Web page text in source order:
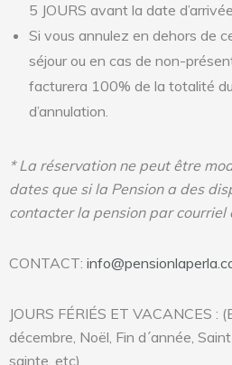
5 JOURS avant la date
Si vous annulez en dehors de
séjour ou en cas de non-
facturera 100% de la totalité
d’annulation.
* La réservation ne peut être
dates que si la Pension a des
contacter la pension par courriel
CONTACT:
JOURS FÉRIÉS ET VACANCES :
décembre, Noël, Fin d´année,
sainte, etc)